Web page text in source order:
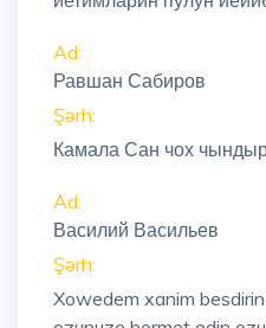
Ad:
Равшан Сабиров
Şərh:
Камала Сан чох
Ad:
Василий Васильев
Şərh:
Xowedem xanim